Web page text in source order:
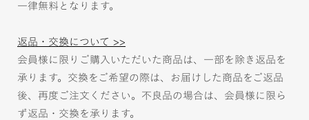
一律無料となります。
返品・交換について >>
会員様に限りご購入いただいた商品は、一部を除き返品を
承ります。交換をご希望の際は、お届けした商品をご返品
後、再度ご注文ください。不良品の場合は、会員様に限ら
ず返品・交換を承ります。